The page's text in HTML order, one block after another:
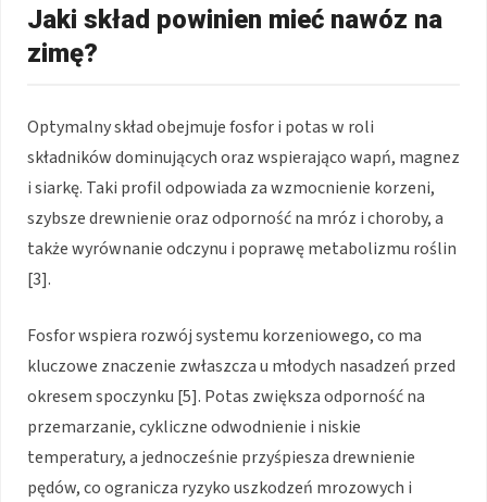
Jaki skład powinien mieć nawóz na
zimę?
Optymalny skład obejmuje fosfor i potas w roli
składników dominujących oraz wspierająco wapń, magnez
i siarkę. Taki profil odpowiada za wzmocnienie korzeni,
szybsze drewnienie oraz odporność na mróz i choroby, a
także wyrównanie odczynu i poprawę metabolizmu roślin
[3].
Fosfor wspiera rozwój systemu korzeniowego, co ma
kluczowe znaczenie zwłaszcza u młodych nasadzeń przed
okresem spoczynku [5]. Potas zwiększa odporność na
przemarzanie, cykliczne odwodnienie i niskie
temperatury, a jednocześnie przyśpiesza drewnienie
pędów, co ogranicza ryzyko uszkodzeń mrozowych i